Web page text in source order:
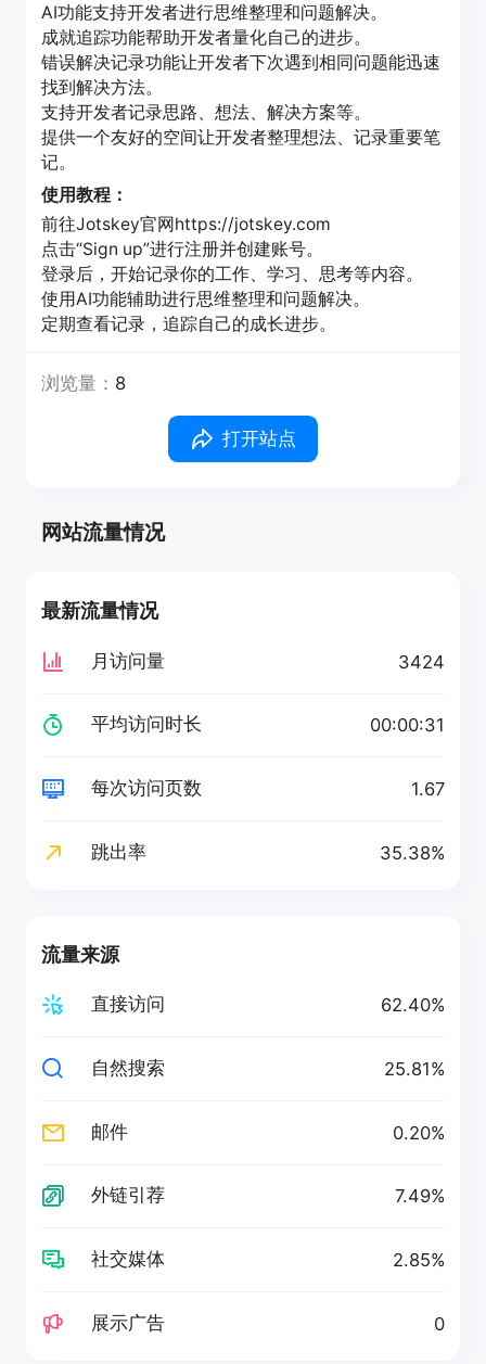
AI功能支持开发者进行思维整理和问题解决。
成就追踪功能帮助开发者量化自己的进步。
错误解决记录功能让开发者下次遇到相同问题能迅速
找到解决方法。
支持开发者记录思路、想法、解决方案等。
提供一个友好的空间让开发者整理想法、记录重要笔
记。
使用教程：
前往Jotskey官网https://jotskey.com
点击“Sign up”进行注册并创建账号。
登录后，开始记录你的工作、学习、思考等内容。
使用AI功能辅助进行思维整理和问题解决。
定期查看记录，追踪自己的成长进步。
浏览量： 8
打开站点
网站流量情况
最新流量情况
月访问量 3424
平均访问时长 00:00:31
每次访问页数 1.67
跳出率 35.38%
流量来源
直接访问 62.40%
自然搜索 25.81%
邮件 0.20%
外链引荐 7.49%
社交媒体 2.85%
展示广告 0